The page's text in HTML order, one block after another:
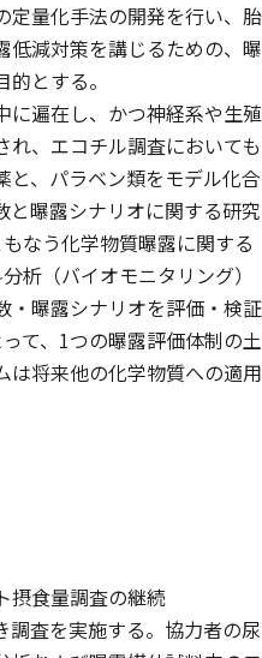
定量化手法の開発を行い、胎
低減対策を講じるための、曝
とする。
遍在し、かつ神経系や生殖
、エコチル調査においても
、パラベン類をモデル化合
と曝露シナリオに関する研究
なう化学物質曝露に関する
析（バイオモニタリング）
・曝露シナリオを評価・検証
て、1つの曝露評価体制の土
は将来他の化学物質への適用
摂食量調査の継続
査を実施する。協力者の尿